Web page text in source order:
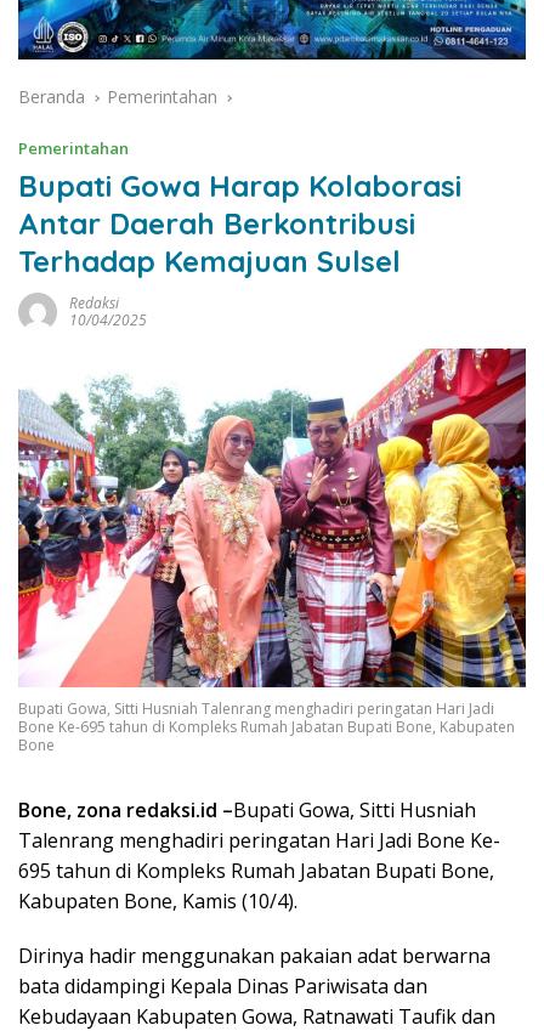
Beranda Pemerintahan
Pemerintahan
Bupati Gowa Harap Kolaborasi
Antar Daerah Berkontribusi
Terhadap Kemajuan Sulsel
Redaksi
10/04/2025
Bupati Gowa, Sitti Husniah Talenrang menghadiri peringatan Hari Jadi
Bone Ke-695 tahun di Kompleks Rumah Jabatan Bupati Bone, Kabupaten
Bone
Bone, zona redaksi.id –Bupati Gowa, Sitti Husniah
Talenrang menghadiri peringatan Hari Jadi Bone Ke-
695 tahun di Kompleks Rumah Jabatan Bupati Bone,
Kabupaten Bone, Kamis (10/4).
Dirinya hadir menggunakan pakaian adat berwarna
bata didampingi Kepala Dinas Pariwisata dan
Kebudayaan Kabupaten Gowa, Ratnawati Taufik dan